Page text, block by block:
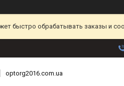
быстро обрабатывать заказы и
optorg2016.com.ua